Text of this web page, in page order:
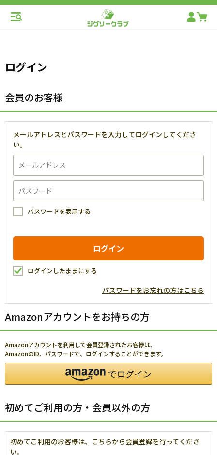
ログイン
会員のお客様
メールアドレスとパスワードを入力してログインしてくださ
い。
パスワードを表示する
ログインしたままにする
パスワードをお忘れの方はこちら
Amazonアカウントをお持ちの方
Amazonアカウントを利用して会員登録されたお客様は、
AmazonのID、パスワードで、ログインすることができます。
初めてご利用の方・会員以外の方
初めてご利用のお客様は、こちらから会員登録を行ってくださ
い。